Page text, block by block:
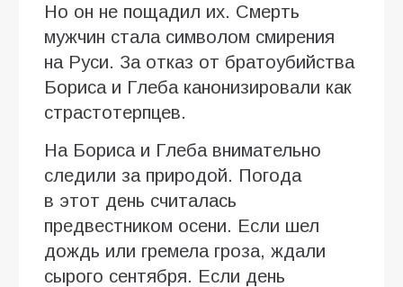
Но он не пощадил их. Смерть
мужчин стала символом смирения
на Руси. За отказ от братоубийства
Бориса и Глеба канонизировали как
страстотерпцев.
На Бориса и Глеба внимательно
следили за природой. Погода
в этот день считалась
предвестником осени. Если шел
дождь или гремела гроза, ждали
сырого сентября. Если день